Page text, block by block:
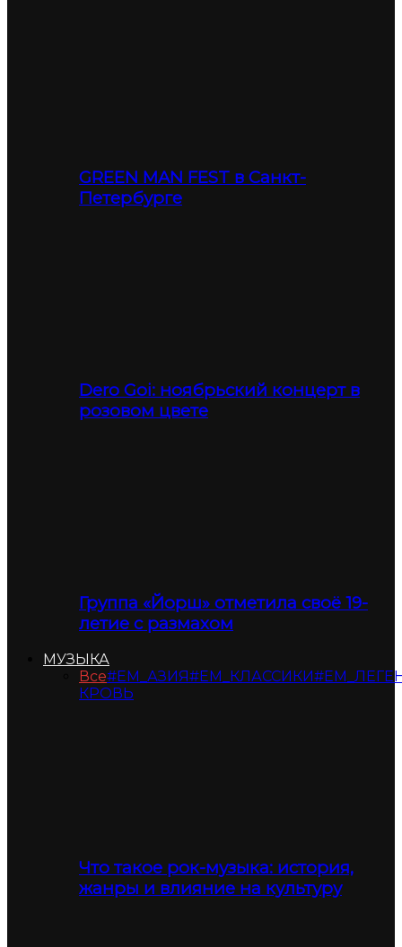
GREEN MAN FEST в Санкт-
Петербурге
Dero Goi: ноябрьский концерт в
розовом цвете
Группа «Йорш» отметила своё 19-
летие с размахом
МУЗЫКА
Все#ЕМ_АЗИЯ#ЕМ_КЛАССИКИ
КРОВЬ
Что такое рок-музыка: история,
жанры и влияние на культуру